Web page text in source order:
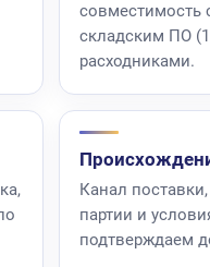
совместимость
складским ПО
расходниками.
Канал
партии и
подтверждаем